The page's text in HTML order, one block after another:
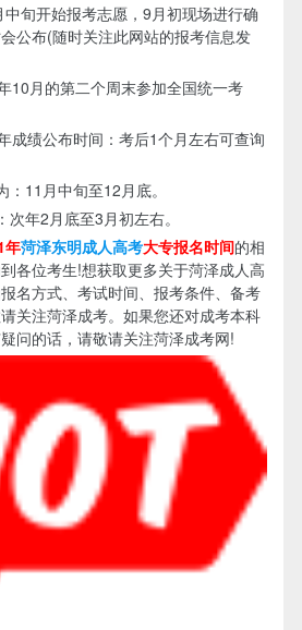
旬开始报考志愿，9月初现场进行确
公布(随时关注此网站的报考信息发
月的第二个周末参加全国统一考
绩公布时间：考后1个月左右可查询
11月中旬至12月底。
年2月底至3月初左右。
年菏泽东明成人高考大专报名时间的相
各位考生!想获取更多关于菏泽成人高
名方式、考试时间、报考条件、备考
关注菏泽成考。如果您还对成考本科
问的话，请敬请关注菏泽成考网!